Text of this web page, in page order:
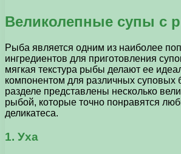
Великолепные супы с
Рыба является одним из наиболее
ингредиентов для приготовления
мягкая текстура рыбы делают ее
компонентом для различных суповых
разделе представлены несколько
рыбой, которые точно понравятся
деликатеса.
1. Уха